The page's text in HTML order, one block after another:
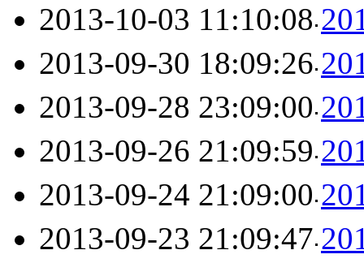
2013-10-03 11:10:08
2013-09-30 18:09:26
2013-09-28 23:09:00
2013-09-26 21:09:59
2013-09-24 21:09:00
2013-09-23 21:09:47